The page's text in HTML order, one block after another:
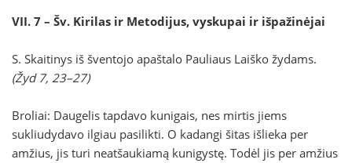
VII. 7 – Šv. Kirilas ir Metodijus, vyskupai ir išpažinėjai
S. Skaitinys iš šventojo apaštalo Pauliaus Laiško žydams.
(Žyd 7, 23–27)
Broliai: Daugelis tapdavo kunigais, nes mirtis jiems
sukliudydavo ilgiau pasilikti. O kadangi šitas išlieka per
amžius, jis turi neatšaukiamą kunigystę. Todėl jis per amžius